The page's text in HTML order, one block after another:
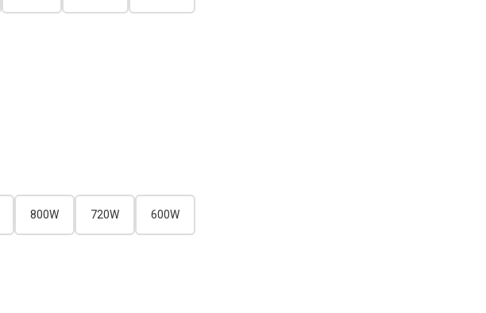
800W 720W 600W